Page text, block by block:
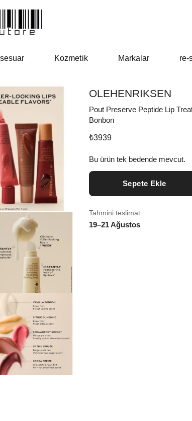
Kozmetik Markalar re-
OLEHENRIKSEN
Pout Preserve Peptide Lip
Bonbon
₺3939
Bu ürün tek bedende mevcut.
Sepete Ekle
Tahmini teslimat
19–21 Ağustos